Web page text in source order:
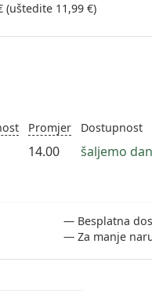
(uštedite 11,99 €)
Promjer
14.00
Dostupnost
šaljemo
Besplatna
Za manje